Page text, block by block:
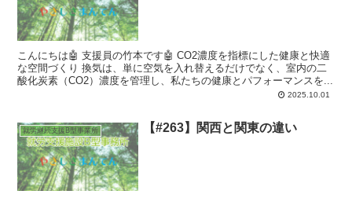
こんにちは🤖 支援員の竹本です🤖 CO2濃度を指標にした健康と快適
な空間づくり 換気は、単に空気を入れ替えるだけでなく、室内の二
酸化炭素（CO2）濃度を管理し、私たちの健康とパフォーマンスを...
2025.10.01
就労継続支援B型事業所 【#263】関西と関東の違い